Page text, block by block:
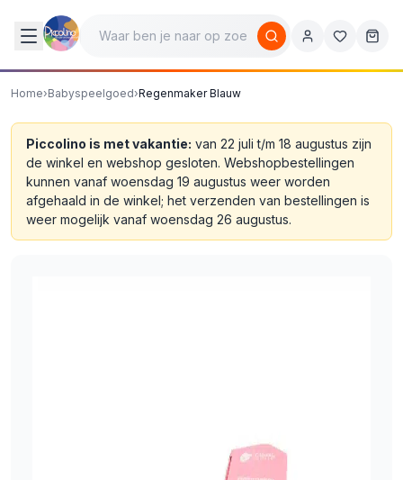
Home›Babyspeelgoed›Regenmaker Blauw
Piccolino is met vakantie: van 22 juli t/m 18 augustus zijn
de winkel en webshop gesloten. Webshopbestellingen
kunnen vanaf woensdag 19 augustus weer worden
afgehaald in de winkel; het verzenden van bestellingen is
weer mogelijk vanaf woensdag 26 augustus.